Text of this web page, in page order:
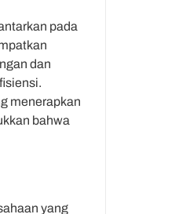
pada
dan
menerapkan
bahwa
yang